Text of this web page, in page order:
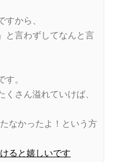
から、
と言わずしてなんと言
。
さん溢れていけば、
なかったよ！という方
ると嬉しいです